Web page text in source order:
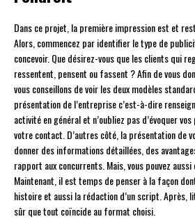
Dans ce projet, la première impression est et
Alors, commencez par identifier le type de
concevoir. Que désirez-vous que les clients qui
ressentent, pensent ou fassent ? Afin de vous
vous conseillons de voir les deux modèles
présentation de l’entreprise c’est-à-dire
activité en général et n’oubliez pas d’évoquer
votre contact. D’autres côté, la présentation de
donner des informations détaillées, des
rapport aux concurrents. Mais, vous pouvez aussi
Maintenant, il est temps de penser à la façon
histoire et aussi la rédaction d’un script. Après,
sûr que tout coïncide au format choisi.